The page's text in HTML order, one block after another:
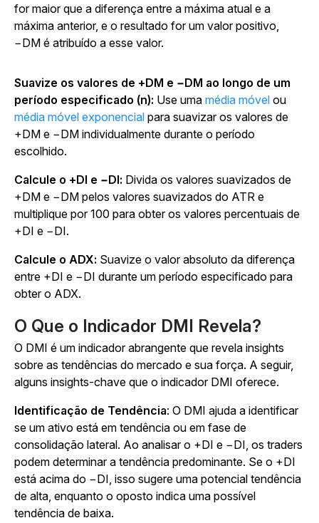
for maior que a diferença entre a máxima atual e a
máxima anterior, e o resultado for um valor positivo,
−DM é atribuído a esse valor.
Suavize os valores de +DM e −DM ao longo de um
período especificado (n): Use uma média móvel ou
média móvel exponencial para suavizar os valores de
+DM e −DM individualmente durante o período
escolhido.
Calcule o +DI e −DI: Divida os valores suavizados de
+DM e −DM pelos valores suavizados do ATR e
multiplique por 100 para obter os valores percentuais de
+DI e −DI.
Calcule o ADX: Suavize o valor absoluto da diferença
entre +DI e −DI durante um período especificado para
obter o ADX.
O Que o Indicador DMI Revela?
O DMI é um indicador abrangente que revela insights
sobre as tendências do mercado e sua força. A seguir,
alguns insights-chave que o indicador DMI oferece.
Identificação de Tendência: O DMI ajuda a identificar
se um ativo está em tendência ou em fase de
consolidação lateral. Ao analisar o +DI e −DI, os traders
podem determinar a tendência predominante. Se o +DI
está acima do −DI, isso sugere uma potencial tendência
de alta, enquanto o oposto indica uma possível
tendência de baixa.